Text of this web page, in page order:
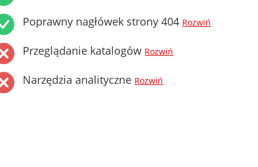
Poprawny nagłówek strony 404 Rozwiń
Przeglądanie katalogów Rozwiń
Narzędzia analityczne Rozwiń